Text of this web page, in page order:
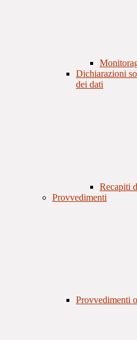
Dichiarazioni
dei dati
Recapiti
Provvedimenti
Provvedimenti